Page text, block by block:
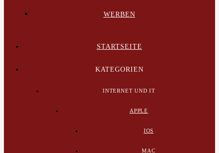
WERBEN
STARTSEITE
KATEGORIEN
INTERNET UND IT
APPLE
IOS
MAC